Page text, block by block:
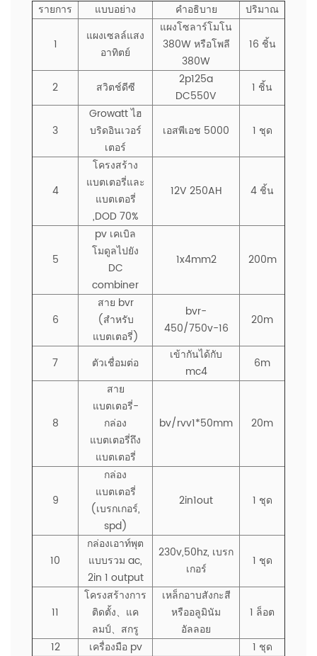
รายการ
แบบอย่าง คำอธิบาย ปริมาณ
1
แผงเซลล์แสง
อาทิตย์
แผงโซลาร์โมโน
380W หรือโพลี
380W
16 ชิ้น
2 สวิตช์ดีซี
2p125a
DC550V
1 ชิ้น
3
Growatt ไฮ
บริดอินเวอร์
เตอร์
เอสพีเอช 5000 1 ชุด
4
โครงสร้าง
แบตเตอรี่และ
แบตเตอรี่
,DOD 70%
12V 250AH 4 ชิ้น
5
pv เคเบิล
โมดูลไปยัง
DC
combiner
1x4mm2 200m
6
สาย bvr
(สำหรับ
แบตเตอรี่)
bvr-
450/750v-16
20m
7 ตัวเชื่อมต่อ
เข้ากันได้กับ
mc4
6m
8
สาย
แบตเตอรี่-
กล่อง
แบตเตอรี่ถึง
แบตเตอรี่
bv/rvv1*50mm 20m
9
กล่อง
แบตเตอรี่
(เบรกเกอร์,
spd)
2in1out 1 ชุด
10
กล่องเอาท์พุต
แบบรวม ac,
2in 1 output
230v,50hz, เบรก
เกอร์
1 ชุด
11
โครงสร้างการ
ติดตั้ง、แค
ลมป์、สกรู
เหล็กอาบสังกะสี
หรืออลูมินัม
อัลลอย
1 ล็อต
12 เครื่องมือ pv 1 ชุด